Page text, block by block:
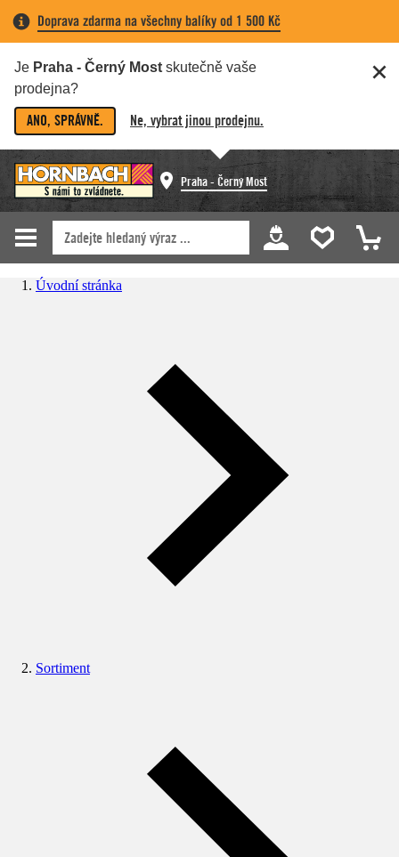
Doprava zdarma na všechny balíky od 1 500 Kč
Je Praha - Černý Most skutečně vaše
prodejna?
ANO, SPRÁVNĚ. Ne, vybrat jinou prodejnu.
Praha - Černý Most
Úvodní stránka
Sortiment